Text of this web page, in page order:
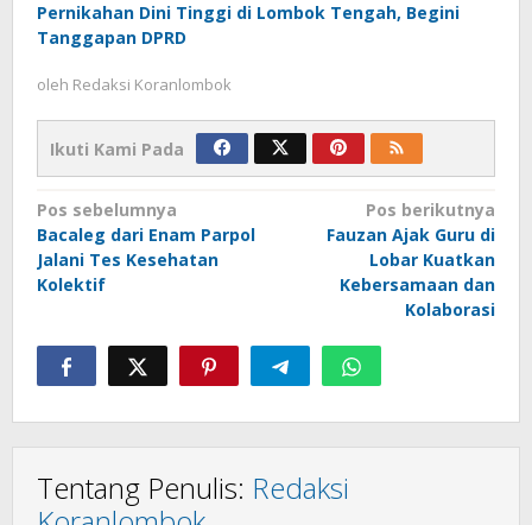
Pernikahan Dini Tinggi di Lombok Tengah, Begini
Tanggapan DPRD
oleh Redaksi Koranlombok
Ikuti Kami Pada
Navigasi
pos
Pos sebelumnya
Bacaleg dari Enam Parpol
Jalani Tes Kesehatan
Kolektif
Pos berikutnya
Fauzan Ajak Guru di
Lobar Kuatkan
Kebersamaan dan
Kolaborasi
Tentang Penulis: Redaksi